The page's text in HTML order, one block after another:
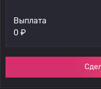
Выплата
0 ₽